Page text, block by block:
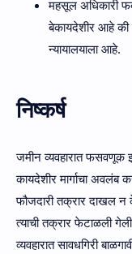
महसूल अधिकारी
बेकायदेशीर आहे की
न्यायालयाला आहे.
निष्कर्ष
जमीन व्यवहारात फसवणूक
कायदेशीर मार्गाचा
फौजदारी तक्रार दाखल न
त्याची तक्रार फेटाळली
व्यवहारात सावधगिरी